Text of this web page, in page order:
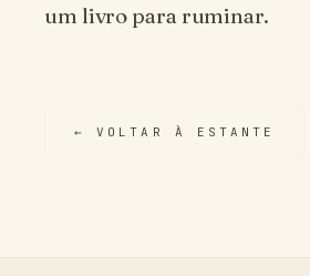
um livro para ruminar.
← VOLTAR À ESTANTE